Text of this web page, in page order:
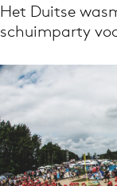
Menu
Home
Het Duitse
schuimparty